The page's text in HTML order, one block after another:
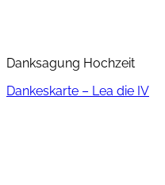
Danksagung Hochzeit
Dankeskarte – Lea die IV